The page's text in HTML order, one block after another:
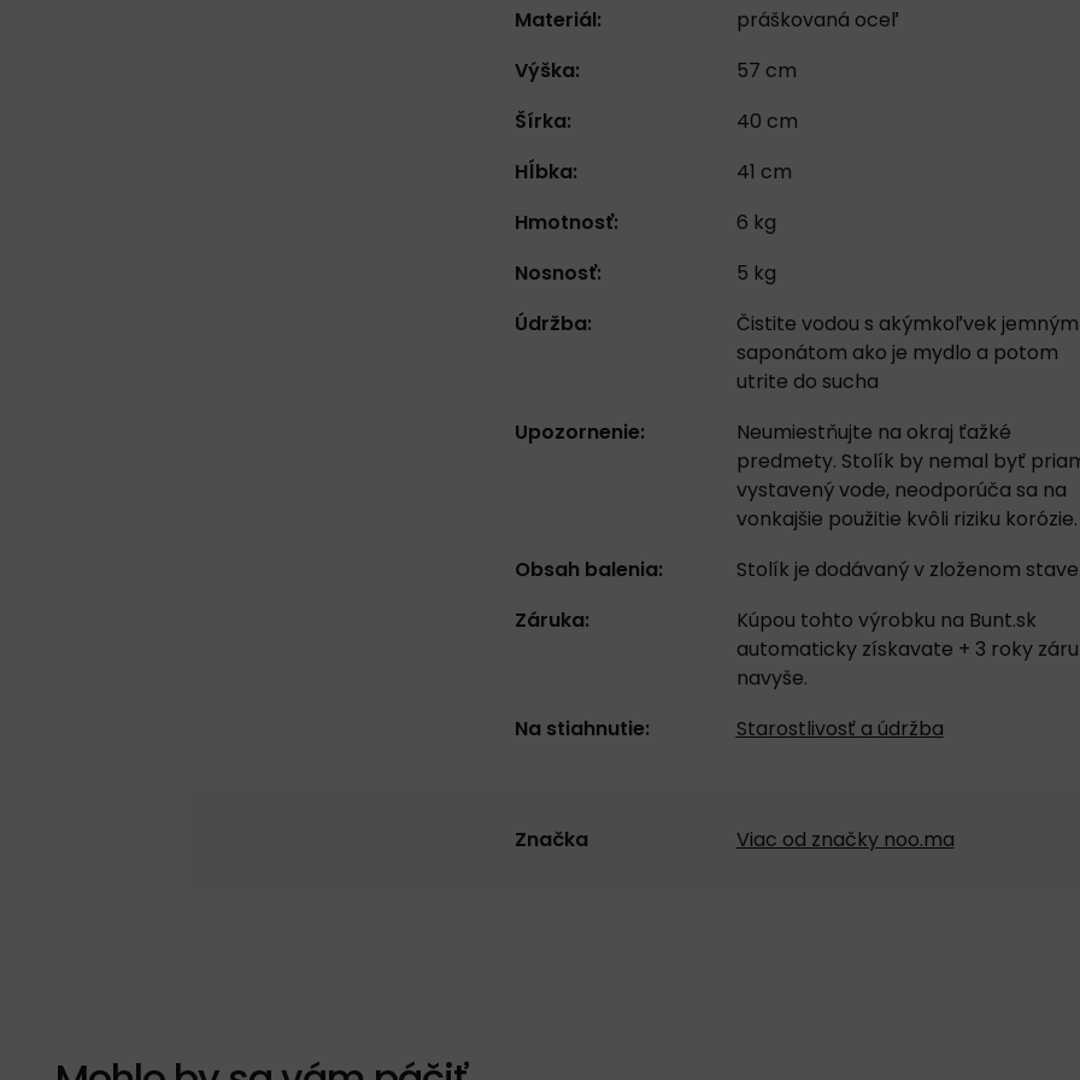
Materiál:
práškovaná oceľ
Výška:
57 cm
Šírka:
40 cm
Hĺbka:
41 cm
Hmotnosť:
6 kg
Nosnosť:
5 kg
Údržba:
Čistite vodou s akýmkoľvek jemným
saponátom ako je mydlo a potom
utrite do sucha
Upozornenie:
Neumiestňujte na okraj ťažké
predmety. Stolík by nemal byť
vystavený vode, neodporúča sa na
vonkajšie použitie kvôli riziku korózie.
Obsah balenia:
Stolík je dodávaný v zloženom
Záruka:
Kúpou tohto výrobku na Bunt.sk
automaticky získavate + 3 roky
navyše.
Na stiahnutie:
Starostlivosť a údržba
Značka Viac od značky noo.ma